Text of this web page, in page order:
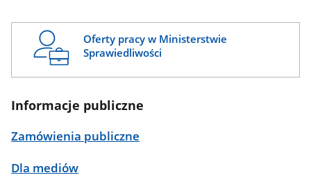
Oferty pracy w Ministerstwie
Sprawiedliwości
Informacje publiczne
Zamówienia publiczne
Dla mediów